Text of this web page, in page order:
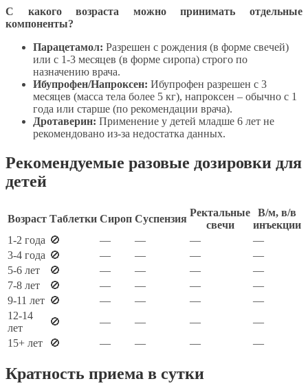
С какого возраста можно принимать отдельные
компоненты?
Парацетамол: Разрешен с рождения (в форме свечей)
или с 1-3 месяцев (в форме сиропа) строго по
назначению врача.
Ибупрофен/Напроксен: Ибупрофен разрешен с 3
месяцев (масса тела более 5 кг), напроксен – обычно с 1
года или старше (по рекомендации врача).
Дротаверин: Применение у детей младше 6 лет не
рекомендовано из-за недостатка данных.
Рекомендуемые разовые дозировки для
детей
Возраст Таблетки Сироп Суспензия
Ректальные
свечи
В/м, в/в
инъекции
1-2 года 🚫 — — —
—
3-4 года 🚫 — — —
—
5-6 лет
🚫 — — —
—
7-8 лет
🚫 — — —
—
9-11 лет 🚫 — — —
—
12-14
лет
🚫 — — —
—
15+ лет
🚫 — — — —
Кратность приема в сутки